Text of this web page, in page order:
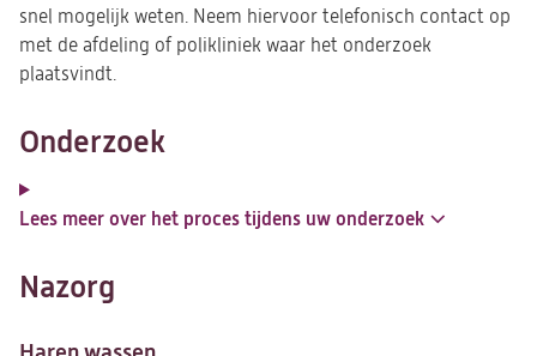
snel mogelijk weten. Neem hiervoor telefonisch contact op
met de afdeling of polikliniek waar het onderzoek
plaatsvindt.
Onderzoek
Lees meer over het proces tijdens uw onderzoek
Nazorg